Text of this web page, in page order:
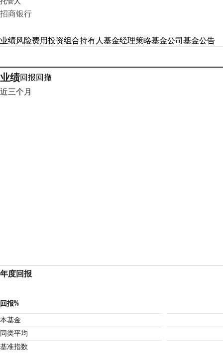
招商银行
业绩风险费用投资组合持有人基金经理策略基金公司基金公告
业绩回报回撤
近三个月
年度回报
回报%
本基金
同类平均
基准指数